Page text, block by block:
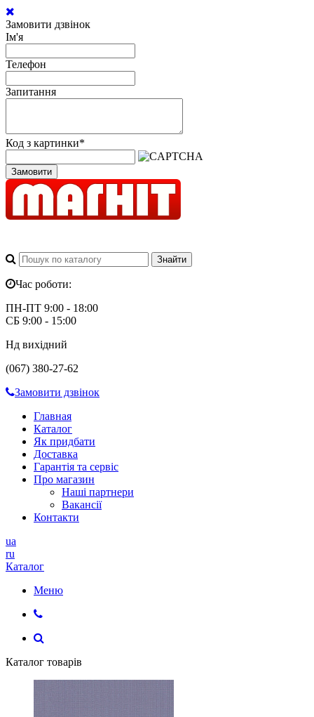
Замовити дзвінок
Ім'я
Телефон
Запитання
Код з картинки*
Замовити
Час роботи:
ПН-ПТ 9:00 - 18:00
СБ 9:00 - 15:00
Нд вихідний
(067) 380-27-62
Замовити дзвінок
Главная
Каталог
Як придбати
Доставка
Гарантія та сервіс
Про магазин
Наші партнери
Вакансії
Контакти
ua
ru
Каталог
Меню
Каталог товарів